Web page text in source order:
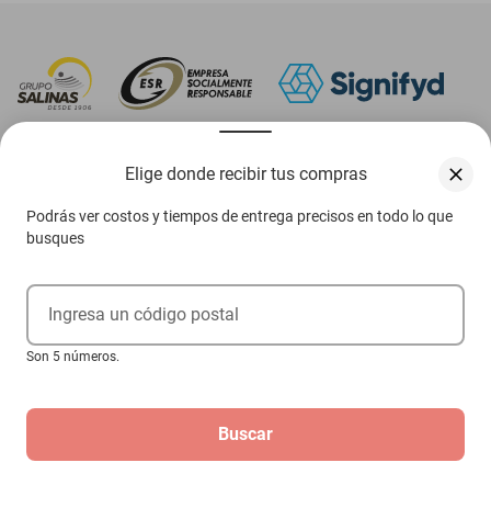
Elige donde recibir tus compras
Podrás ver costos y tiempos de entrega precisos en todo lo que
busques
Ingresa un código postal
Son 5 números.
Buscar
Ejerce tus derechos ARCO
Términos y condiciones
pueden diferir de las promociones publicadas en tienda.
navegadores